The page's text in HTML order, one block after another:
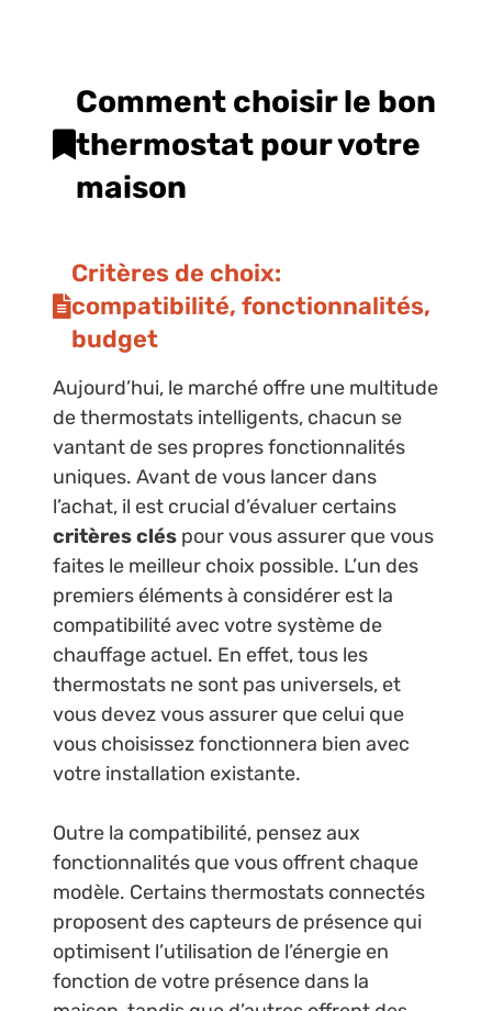
Comment choisir le bon
thermostat pour votre
maison
Critères de choix:
compatibilité, fonctionnalités,
budget
Aujourd’hui, le marché offre une multitude
de thermostats intelligents, chacun se
vantant de ses propres fonctionnalités
uniques. Avant de vous lancer dans
l’achat, il est crucial d’évaluer certains
critères cléspour vous assurer que vous
faites le meilleur choix possible. L’un des
premiers éléments à considérer est la
compatibilité avec votre système de
chauffage actuel. En effet, tous les
thermostats ne sont pas universels, et
vous devez vous assurer que celui que
vous choisissez fonctionnera bien avec
votre installation existante.
Outre la compatibilité, pensez aux
fonctionnalités que vous offrent chaque
modèle. Certains thermostats connectés
proposent des capteurs de présence qui
optimisent l’utilisation de l’énergie en
fonction de votre présence dans la